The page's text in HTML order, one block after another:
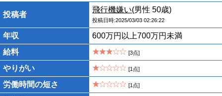
投稿者
飛行機嫌い(男性 50歳)
投稿日時:2025/03/03 02:26:22
年収
600万円以上700万円未満
給料
[3点]
やりがい [1点]
労働時間の短さ [1点]